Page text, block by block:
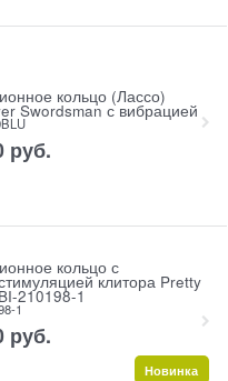
кольцо (Лассо)
Swordsman с вибрацией
руб.
кольцо с
клитора Pretty
210198-1
1
руб.
Новинка